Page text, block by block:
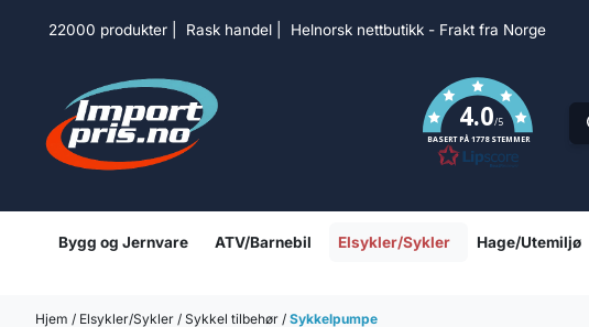
Hopp til innhold
22000 produkter | Rask handel | Helnorsk nettbutikk - Frakt fra Norge
4.0/5
BASERT PÅ 1778 STEMMER
Bygg og Jernvare ATV/Barnebil Elsykler/Sykler Hage/Utemiljø
Hjem / Elsykler/Sykler / Sykkel tilbehør / Sykkelpumpe